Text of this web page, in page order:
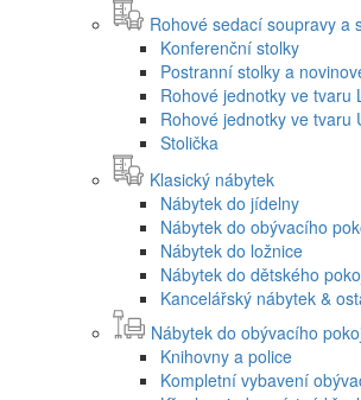
Rohové sedací soupravy a
Konferenční stolky
Postranní stolky a
Rohové jednotky ve tvaru
Rohové jednotky ve tvaru
Stolička
Klasický nábytek
Nábytek do jídelny
Nábytek do obývacího
Nábytek do ložnice
Nábytek do dětského
Kancelářský nábytek &
Nábytek do obývacího
Knihovny a police
Kompletní vybavení